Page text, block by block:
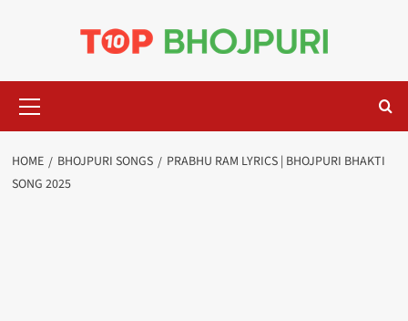
Menu
HOME BHOJPURI SONGS
PRABHU RAM LYRICS | BHOJPURI BHAKTI
SONG 2025